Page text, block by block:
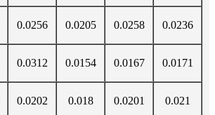
0.0256 0.0205 0.0258 0.0236
0.0312 0.0154 0.0167 0.0171
0.0202 0.018 0.0201 0.021